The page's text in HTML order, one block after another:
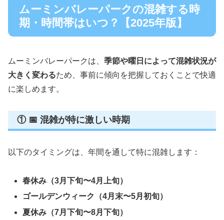
ムーミンバレーパークの混雑する時
期・時間帯はいつ？【2025年版】
ムーミンバレーパークは、 季節や曜日によって混雑状況が
大きく変わるため、事前に傾向を把握しておくことで快適
に楽しめます。
① 📅 混雑が特に激しい時期
以下のタイミングは、年間を通して特に混雑します：
春休み（3月下旬〜4月上旬）
ゴールデンウィーク（4月末〜5月初旬）
夏休み（7月下旬〜8月下旬）